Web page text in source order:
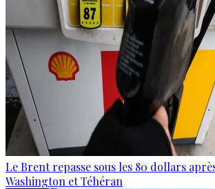
Le Brent repasse sous les 80 dollars
Washington et Téhéran